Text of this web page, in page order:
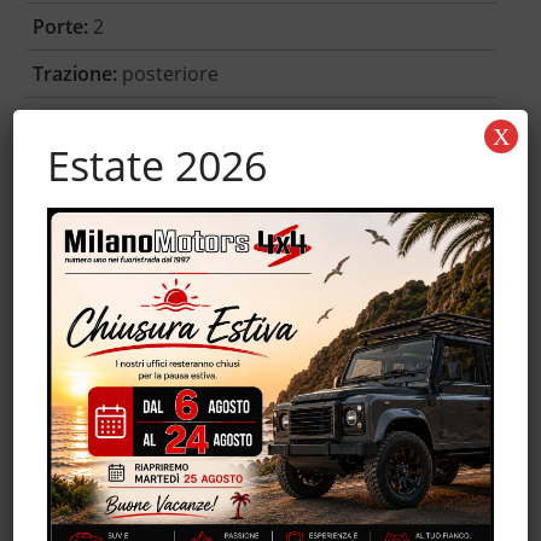
Porte: 2
Trazione: posteriore
Accessori
Airbag
Airbag Passeggero
Alzacristalli elettrici
Antifurto
Cerchi in lega
Chiusura centralizzata
Climatizzatore
Estate 2026
X